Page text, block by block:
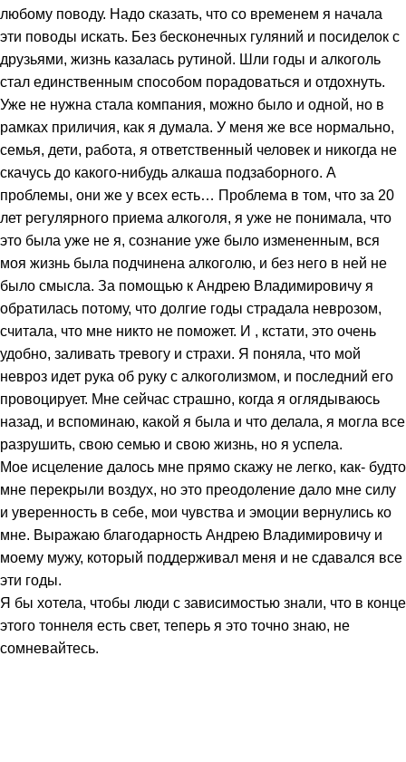
любому поводу. Надо сказать, что со временем я начала
эти поводы искать. Без бесконечных гуляний и посиделок с
друзьями, жизнь казалась рутиной. Шли годы и алкоголь
стал единственным способом порадоваться и отдохнуть.
Уже не нужна стала компания, можно было и одной, но в
рамках приличия, как я думала. У меня же все нормально,
семья, дети, работа, я ответственный человек и никогда не
скачусь до какого-нибудь алкаша подзаборного. А
проблемы, они же у всех есть… Проблема в том, что за 20
лет регулярного приема алкоголя, я уже не понимала, что
это была уже не я, сознание уже было измененным, вся
моя жизнь была подчинена алкоголю, и без него в ней не
было смысла. За помощью к Андрею Владимировичу я
обратилась потому, что долгие годы страдала неврозом,
считала, что мне никто не поможет. И , кстати, это очень
удобно, заливать тревогу и страхи. Я поняла, что мой
невроз идет рука об руку с алкоголизмом, и последний его
провоцирует. Мне сейчас страшно, когда я оглядываюсь
назад, и вспоминаю, какой я была и что делала, я могла все
разрушить, свою семью и свою жизнь, но я успела.
Мое исцеление далось мне прямо скажу не легко, как- будто
мне перекрыли воздух, но это преодоление дало мне силу
и уверенность в себе, мои чувства и эмоции вернулись ко
мне. Выражаю благодарность Андрею Владимировичу и
моему мужу, который поддерживал меня и не сдавался все
эти годы.
Я бы хотела, чтобы люди с зависимостью знали, что в конце
этого тоннеля есть свет, теперь я это точно знаю, не
сомневайтесь.